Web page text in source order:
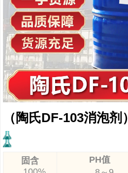
（陶氏DF-103消泡剂）
固含
PH值